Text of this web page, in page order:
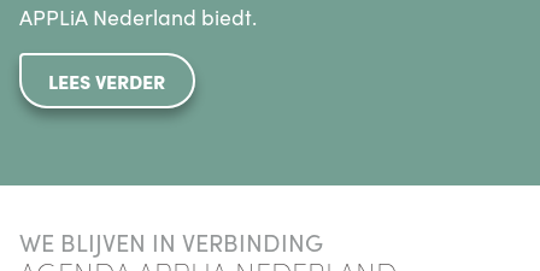
APPLiA Nederland biedt.
LEES VERDER
WE BLIJVEN IN VERBINDING